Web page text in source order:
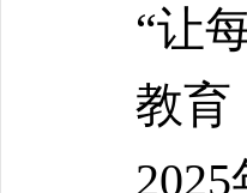
“让
教育